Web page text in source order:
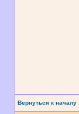
Вернуться к началу